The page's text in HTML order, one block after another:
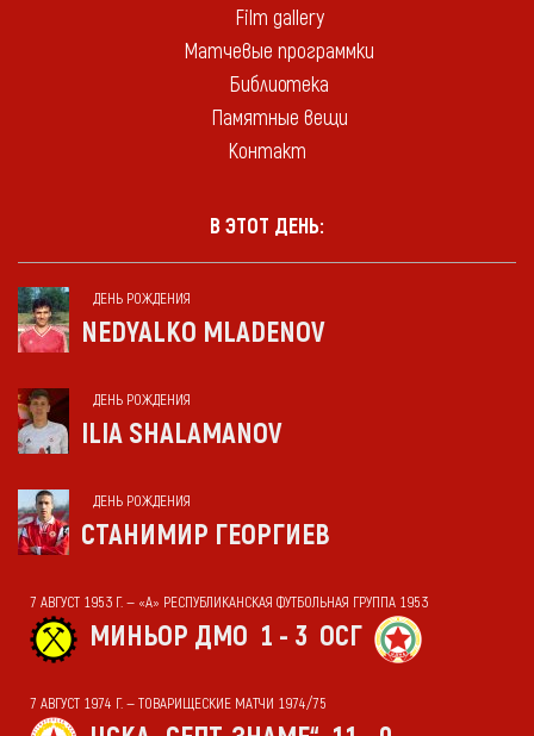
Film gallery
Матчевые программки
Библиотека
Памятные вещи
Контакт
В ЭТОТ ДЕНЬ:
ДЕНЬ РОЖДЕНИЯ
NEDYALKO MLADENOV
ДЕНЬ РОЖДЕНИЯ
ILIA SHALAMANOV
ДЕНЬ РОЖДЕНИЯ
СТАНИМИР ГЕОРГИЕВ
7 АВГУСТ 1953 Г. — «А» РЕСПУБЛИКАНСКАЯ ФУТБОЛЬНАЯ ГРУППА 1953
МИНЬОР ДМО 1 - 3 ОСГ
7 АВГУСТ 1974 Г. — ТОВАРИЩЕСКИЕ МАТЧИ 1974/75